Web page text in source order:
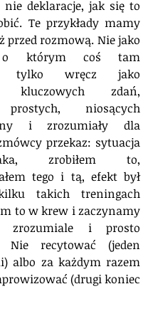
nie deklaracje, jak się to
Te przykłady mamy
przed rozmową. Nie jako
o którym coś tam
tylko wręcz jako
kluczowych zdań,
niosących
i zrozumiały dla
przekaz: sytuacja
zrobiłem to,
tego i tą, efekt był
takich treningach
to w krew i zaczynamy
zrozumiale i prosto
Nie recytować (jeden
albo za każdym razem
(drugi koniec